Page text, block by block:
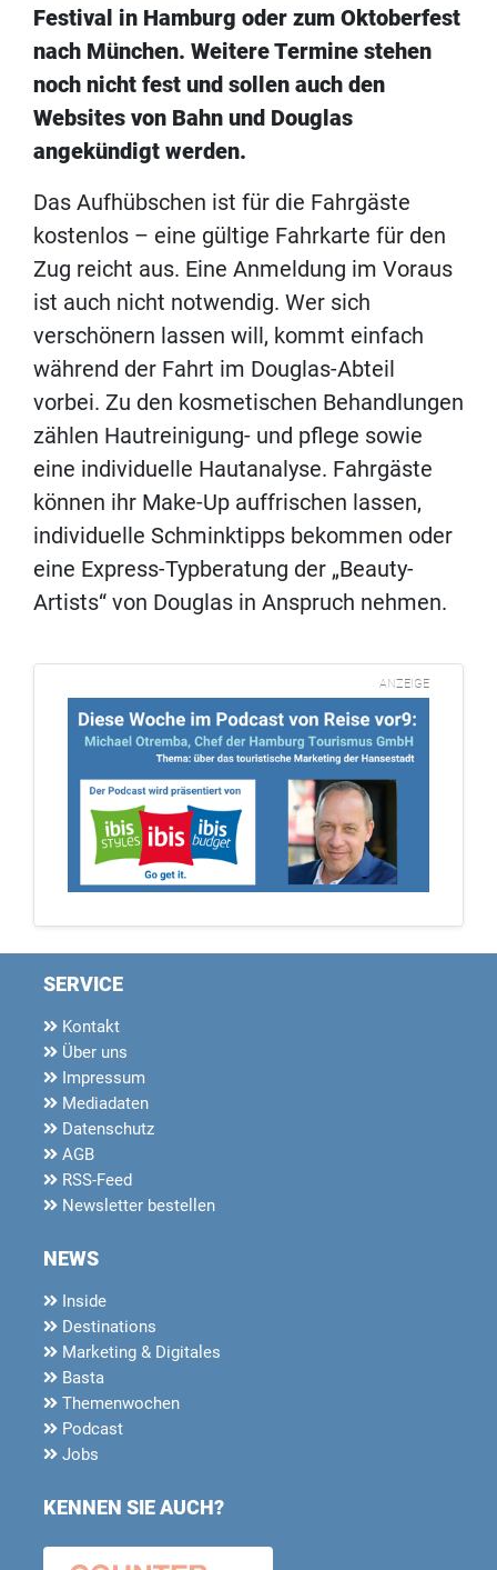
Festival in Hamburg oder zum Oktoberfest
nach München. Weitere Termine stehen
noch nicht fest und sollen auch den
Websites von Bahn und Douglas
angekündigt werden.
Das Aufhübschen ist für die Fahrgäste
kostenlos – eine gültige Fahrkarte für den
Zug reicht aus. Eine Anmeldung im Voraus
ist auch nicht notwendig. Wer sich
verschönern lassen will, kommt einfach
während der Fahrt im Douglas-Abteil
vorbei. Zu den kosmetischen Behandlungen
zählen Hautreinigung- und pflege sowie
eine individuelle Hautanalyse. Fahrgäste
können ihr Make-Up auffrischen lassen,
individuelle Schminktipps bekommen oder
eine Express-Typberatung der „Beauty-
Artists“ von Douglas in Anspruch nehmen.
ANZEIGE
SERVICE
Kontakt
Über uns
Impressum
Mediadaten
Datenschutz
AGB
RSS-Feed
Newsletter bestellen
NEWS
Inside
Destinations
Marketing & Digitales
Basta
Themenwochen
Podcast
Jobs
KENNEN SIE AUCH?